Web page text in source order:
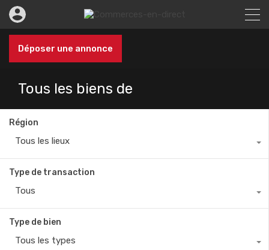
Déposer une annonce
Tous les biens de
Région
Tous les lieux
Type de transaction
Tous
Type de bien
Tous les types